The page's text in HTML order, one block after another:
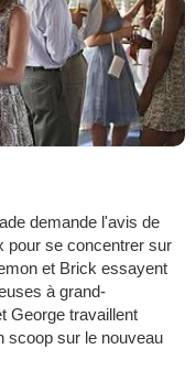
demande l'avis de
pour se concentrer sur
et Brick essayent
à grand-
George travaillent
scoop sur le nouveau